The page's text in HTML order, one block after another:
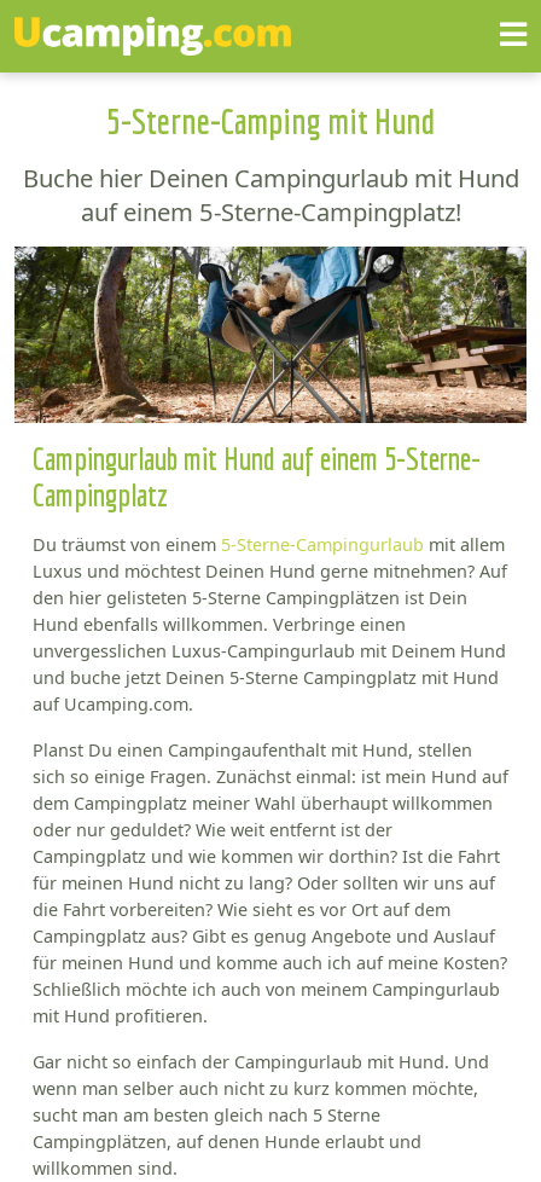
5-Sterne-Camping mit Hund
Buche hier Deinen Campingurlaub mit Hund
auf einem 5-Sterne-Campingplatz!
Campingurlaub mit Hund auf einem 5-Sterne-
Campingplatz
Du träumst von einem 5-Sterne-Campingurlaub mit allem
Luxus und möchtest Deinen Hund gerne mitnehmen? Auf
den hier gelisteten 5-Sterne Campingplätzen ist Dein
Hund ebenfalls willkommen. Verbringe einen
unvergesslichen Luxus-Campingurlaub mit Deinem Hund
und buche jetzt Deinen 5-Sterne Campingplatz mit Hund
auf Ucamping.com.
Planst Du einen Campingaufenthalt mit Hund, stellen
sich so einige Fragen. Zunächst einmal: ist mein Hund auf
dem Campingplatz meiner Wahl überhaupt willkommen
oder nur geduldet? Wie weit entfernt ist der
Campingplatz und wie kommen wir dorthin? Ist die Fahrt
für meinen Hund nicht zu lang? Oder sollten wir uns auf
die Fahrt vorbereiten? Wie sieht es vor Ort auf dem
Campingplatz aus? Gibt es genug Angebote und Auslauf
für meinen Hund und komme auch ich auf meine Kosten?
Schließlich möchte ich auch von meinem Campingurlaub
mit Hund profitieren.
Gar nicht so einfach der Campingurlaub mit Hund. Und
wenn man selber auch nicht zu kurz kommen möchte,
sucht man am besten gleich nach 5 Sterne
Campingplätzen, auf denen Hunde erlaubt und
willkommen sind.